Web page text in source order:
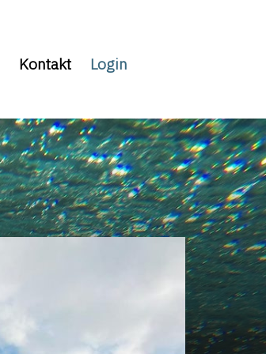
Kontakt Login